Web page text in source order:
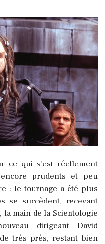
ce qui s'est réellement
prudents et peu
: le tournage a été plus
se succèdent, recevant
la main de la Scientologie
dirigeant David
très près, restant bien